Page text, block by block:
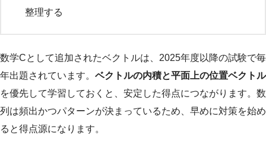
整理する
数学Cとして追加されたベクトルは、2025年度以降の試験で毎
年出題されています。 ベクトルの内積と平面上の位置ベクトル
を優先して学習しておくと、安定した得点につながります。数
列は頻出かつパターンが決まっているため、早めに対策を始め
ると得点源になります。